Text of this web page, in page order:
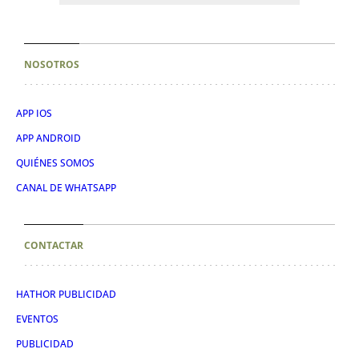
NOSOTROS
APP IOS
APP ANDROID
QUIÉNES SOMOS
CANAL DE WHATSAPP
CONTACTAR
HATHOR PUBLICIDAD
EVENTOS
PUBLICIDAD